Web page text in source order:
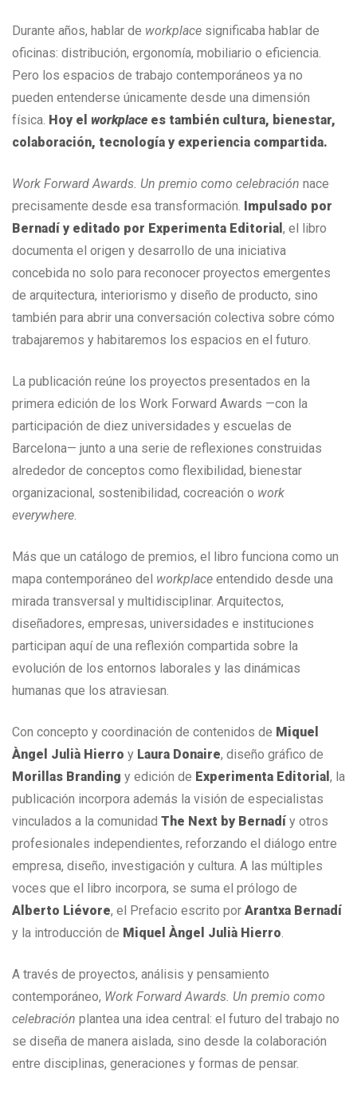
Durante años, hablar de workplace significaba hablar de
oficinas: distribución, ergonomía, mobiliario o eficiencia.
Pero los espacios de trabajo contemporáneos ya no
pueden entenderse únicamente desde una dimensión
física. Hoy el workplace es también cultura, bienestar,
colaboración, tecnología y experiencia compartida.
Work Forward Awards. Un premio como celebración nace
precisamente desde esa transformación. Impulsado por
Bernadí y editado por Experimenta Editorial , el libro
documenta el origen y desarrollo de una iniciativa
concebida no solo para reconocer proyectos emergentes
de arquitectura, interiorismo y diseño de producto, sino
también para abrir una conversación colectiva sobre cómo
trabajaremos y habitaremos los espacios en el futuro.
La publicación reúne los proyectos presentados en la
primera edición de los Work Forward Awards —con la
participación de diez universidades y escuelas de
Barcelona— junto a una serie de reflexiones construidas
alrededor de conceptos como flexibilidad, bienestar
organizacional, sostenibilidad, cocreación o work
everywhere.
Más que un catálogo de premios, el libro funciona como un
mapa contemporáneo del workplace entendido desde una
mirada transversal y multidisciplinar. Arquitectos,
diseñadores, empresas, universidades e instituciones
participan aquí de una reflexión compartida sobre la
evolución de los entornos laborales y las dinámicas
humanas que los atraviesan.
Con concepto y coordinación de contenidos de Miquel
Àngel Julià Hierro y Laura Donaire, diseño gráfico de
Morillas Branding y edición de Experimenta Editorial , la
publicación incorpora además la visión de especialistas
vinculados a la comunidad The Next by Bernadí y otros
profesionales independientes, reforzando el diálogo entre
empresa, diseño, investigación y cultura. A las múltiples
voces que el libro incorpora, se suma el prólogo de
Alberto Liévore, el Prefacio escrito por Arantxa Bernadí
y la introducción de Miquel Àngel Julià Hierro.
A través de proyectos, análisis y pensamiento
contemporáneo, Work Forward Awards. Un premio como
celebración plantea una idea central: el futuro del trabajo no
se diseña de manera aislada, sino desde la colaboración
entre disciplinas, generaciones y formas de pensar.